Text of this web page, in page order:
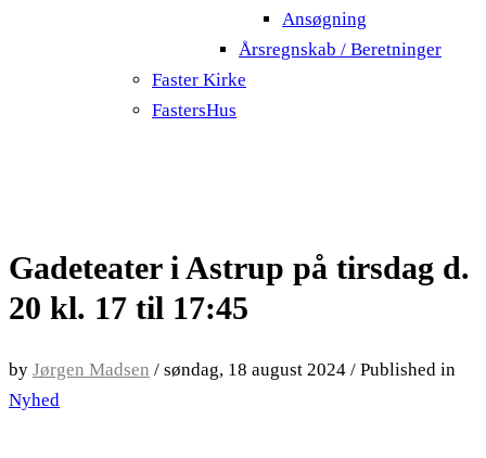
Ansøgning
Årsregnskab / Beretninger
Faster Kirke
FastersHus
Gadeteater i Astrup på tirsdag d.
20 kl. 17 til 17:45
by Jørgen Madsen / søndag, 18 august 2024 / Published in
Nyhed